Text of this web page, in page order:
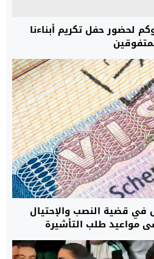
لحضور حفل تكريم أبناءنا
قضية النصب والإحتيال
مواعيد طلب التأشيرة